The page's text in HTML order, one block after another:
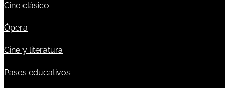
Cine clásico
Ópera
Cine y literatura
Pases educativos